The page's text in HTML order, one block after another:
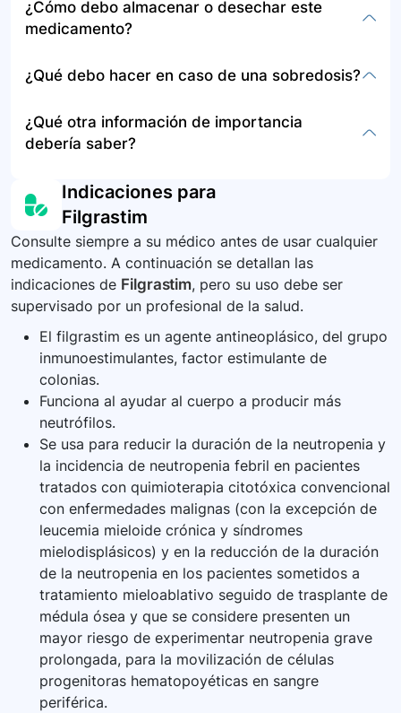
obtener orientación.
incluir enrojecimiento, hinchazón, dolor de
huesos, articulaciones o músculos, dolor de
fiebre, dificultad para respirar, urticaria,
boca, entre otros.
¿Cómo debo almacenar o desechar este
medicamento?
el almacenamiento o disposición de filgrastim en
instrucciones del médico o las indicaciones en el
empaquetado del producto.
¿Qué debo hacer en caso de una sobredosis?
buscar atención médica de emergencia
inmediata. La data no especifica los síntomas
¿Qué otra información de importancia
debería saber?
secundario y comunicarse con el médico frente
a cualquier inquietud. Además, seguir
estrictamente las instrucciones de dosificación y
administración del medicamento.
Indicaciones para
Filgrastim
Consulte siempre a su médico antes de usar cualquier
medicamento. A continuación se detallan las
indicaciones de Filgrastim, pero su uso debe ser
supervisado por un profesional de la salud.
El filgrastim es un agente antineoplásico, del grupo
inmunoestimulantes, factor estimulante de
colonias.
Funciona al ayudar al cuerpo a producir más
neutrófilos.
Se usa para reducir la duración de la neutropenia y
la incidencia de neutropenia febril en pacientes
tratados con quimioterapia citotóxica convencional
con enfermedades malignas (con la excepción de
leucemia mieloide crónica y síndromes
mielodisplásicos) y en la reducción de la duración
de la neutropenia en los pacientes sometidos a
tratamiento mieloablativo seguido de trasplante de
médula ósea y que se considere presenten un
mayor riesgo de experimentar neutropenia grave
prolongada, para la movilización de células
progenitoras hematopoyéticas en sangre
periférica.